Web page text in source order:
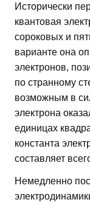
Исторически
квантовая
сороковых и
варианте она
электронов,
по странному
возможным в
электрона
единицах
константа
составляет
Немедленно